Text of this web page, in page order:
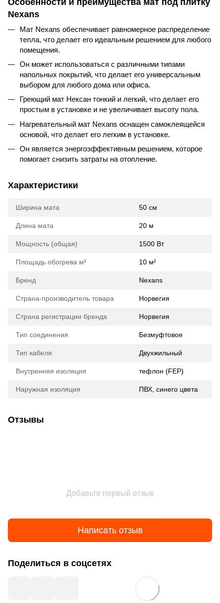
Nexans
Мат Nexans обеспечивает равномерное распределение
тепла, что делает его идеальным решением для любого
помещения.
Он может использоваться с различными типами
напольных покрытий, что делает его универсальным
выбором для любого дома или офиса.
Греющий мат Нексан тонкий и легкий, что делает его
простым в установке и не увеличивает высоту пола.
Нагревательный мат Nexans оснащен самоклеящейся
основой, что делает его легким в установке.
Он является энергоэффективным решением, которое
помогает снизить затраты на отопление.
Характеристики
Ширина мата 50 см
Длина мата 20 м
Мощность (общая) 1500 Вт
Площадь обогрева м² 10 м²
Бренд Nexans
Страна-производитель товара Норвегия
Страна регистрации бренда Норвегия
Тип соединения Безмуфтовое
Тип кабеля Двухжильный
Внутренняя изоляция тефлон (FEP)
Наружная изоляция ПВХ, синего цвета
Отзывы
Добавьте первый отзыв
Написать отзыв
Поделиться в соцсетях